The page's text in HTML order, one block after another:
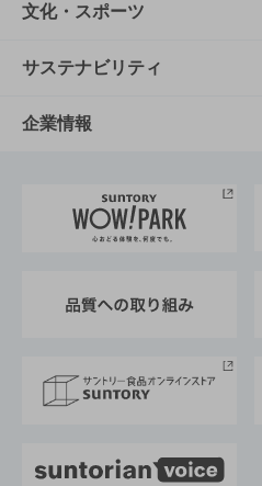
商品一覧
商品発売情報
栄養成分一覧
知る・楽しむTOP
キャンペーン
工場見学
地域情報
文化・スポーツ
文化・スポーツTOP
サントリーホール
サントリーサンバーズ大阪
サステナビリティ
サステナビリティTOP
サントリーが考えるサス
企業情報
企業概要
採用情報